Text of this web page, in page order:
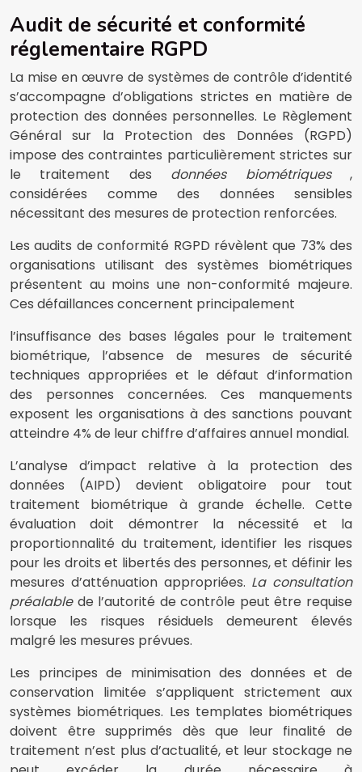
Audit de sécurité et conformité
réglementaire RGPD
La mise en œuvre de systèmes de contrôle d’identité
s’accompagne d’obligations strictes en matière de
protection des données personnelles. Le Règlement
Général sur la Protection des Données (RGPD)
impose des contraintes particulièrement strictes sur
le traitement des données biométriques,
considérées comme des données sensibles
nécessitant des mesures de protection renforcées.
Les audits de conformité RGPD révèlent que 73% des
organisations utilisant des systèmes biométriques
présentent au moins une non-conformité majeure.
Ces défaillances concernent principalement
l’insuffisance des bases légales pour le traitement
biométrique, l’absence de mesures de sécurité
techniques appropriées et le défaut d’information
des personnes concernées. Ces manquements
exposent les organisations à des sanctions pouvant
atteindre 4% de leur chiffre d’affaires annuel mondial.
L’analyse d’impact relative à la protection des
données (AIPD) devient obligatoire pour tout
traitement biométrique à grande échelle. Cette
évaluation doit démontrer la nécessité et la
proportionnalité du traitement, identifier les risques
pour les droits et libertés des personnes, et définir les
mesures d’atténuation appropriées. La consultation
préalablede l’autorité de contrôle peut être requise
lorsque les risques résiduels demeurent élevés
malgré les mesures prévues.
Les principes de minimisation des données et de
conservation limitée s’appliquent strictement aux
systèmes biométriques. Les templates biométriques
doivent être supprimés dès que leur finalité de
traitement n’est plus d’actualité, et leur stockage ne